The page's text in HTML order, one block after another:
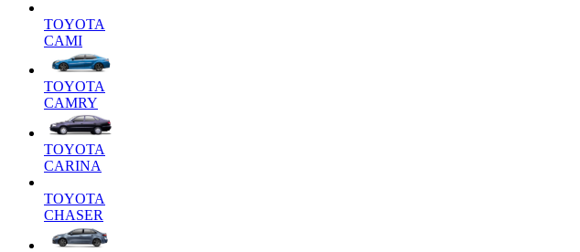
TOYOTA
CAMI
TOYOTA
CAMRY
TOYOTA
CARINA
TOYOTA
CHASER